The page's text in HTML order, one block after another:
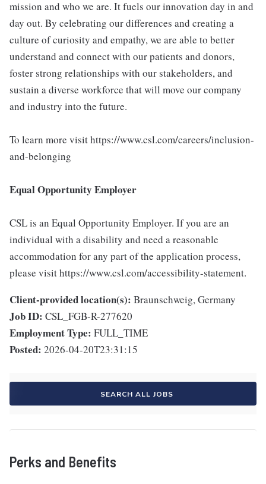
mission and who we are. It fuels our innovation day in and
day out. By celebrating our differences and creating a
culture of curiosity and empathy, we are able to better
understand and connect with our patients and donors,
foster strong relationships with our stakeholders, and
sustain a diverse workforce that will move our company
and industry into the future.
To learn more visit https://www.csl.com/careers/inclusion-
and-belonging
Equal Opportunity Employer
CSL is an Equal Opportunity Employer. If you are an
individual with a disability and need a reasonable
accommodation for any part of the application process,
please visit https://www.csl.com/accessibility-statement.
Client-provided location(s): Braunschweig, Germany
Job ID: CSL_FGB-R-277620
Employment Type: FULL_TIME
Posted: 2026-04-20T23:31:15
SEARCH ALL JOBS
Perks and Benefits